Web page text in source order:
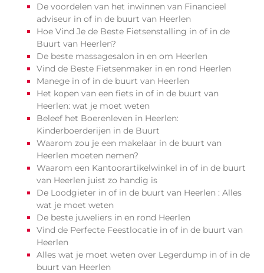
De voordelen van het inwinnen van Financieel
adviseur in of in de buurt van Heerlen
Hoe Vind Je de Beste Fietsenstalling in of in de
Buurt van Heerlen?
De beste massagesalon in en om Heerlen
Vind de Beste Fietsenmaker in en rond Heerlen
Manege in of in de buurt van Heerlen
Het kopen van een fiets in of in de buurt van
Heerlen: wat je moet weten
Beleef het Boerenleven in Heerlen:
Kinderboerderijen in de Buurt
Waarom zou je een makelaar in de buurt van
Heerlen moeten nemen?
Waarom een Kantoorartikelwinkel in of in de buurt
van Heerlen juist zo handig is
De Loodgieter in of in de buurt van Heerlen : Alles
wat je moet weten
De beste juweliers in en rond Heerlen
Vind de Perfecte Feestlocatie in of in de buurt van
Heerlen
Alles wat je moet weten over Legerdump in of in de
buurt van Heerlen